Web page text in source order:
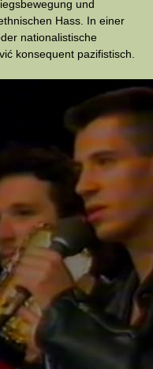
und
Hass. In einer
nationalistische
konsequent pazifistisch.